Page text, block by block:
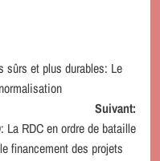
sûrs et plus durables: Le
Suivant:
RDC en ordre de bataille
financement des projets